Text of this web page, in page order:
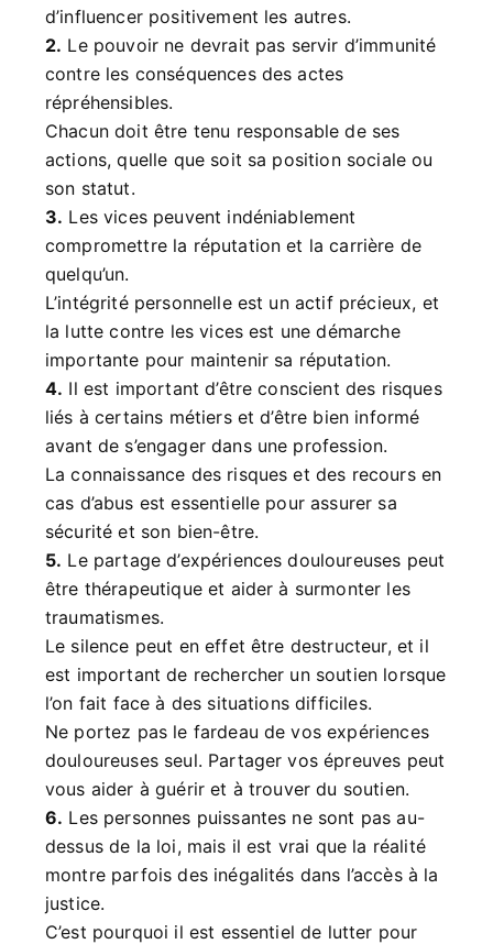
d’influencer positivement les autres.
2. Le pouvoir ne devrait pas servir d’immunité
contre les conséquences des actes
répréhensibles.
Chacun doit être tenu responsable de ses
actions, quelle que soit sa position sociale ou
son statut.
3. Les vices peuvent indéniablement
compromettre la réputation et la carrière de
quelqu’un.
L’intégrité personnelle est un actif précieux, et
la lutte contre les vices est une démarche
importante pour maintenir sa réputation.
4. Il est important d’être conscient des risques
liés à certains métiers et d’être bien informé
avant de s’engager dans une profession.
La connaissance des risques et des recours en
cas d’abus est essentielle pour assurer sa
sécurité et son bien-être.
5. Le partage d’expériences douloureuses peut
être thérapeutique et aider à surmonter les
traumatismes.
Le silence peut en effet être destructeur, et il
est important de rechercher un soutien lorsque
l’on fait face à des situations difficiles.
Ne portez pas le fardeau de vos expériences
douloureuses seul. Partager vos épreuves peut
vous aider à guérir et à trouver du soutien.
6. Les personnes puissantes ne sont pas au-
dessus de la loi, mais il est vrai que la réalité
montre parfois des inégalités dans l’accès à la
justice.
C’est pourquoi il est essentiel de lutter pour